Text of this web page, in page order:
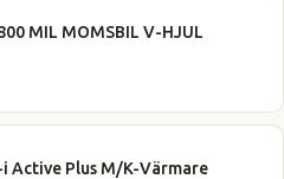
MIL MOMSBIL V-HJUL
Active Plus M/K-Värmare